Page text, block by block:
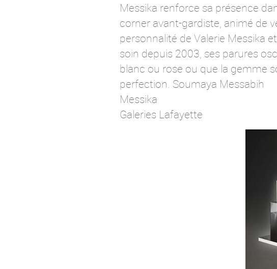
Messika renforce sa présence
corner avant-gardiste, animé de
personnalité de Valerie Messika
soin depuis 2003, ses parures
blanc ou rose ou que la gemme
perfection. Soumaya Messabih
Messika
Galeries Lafayette